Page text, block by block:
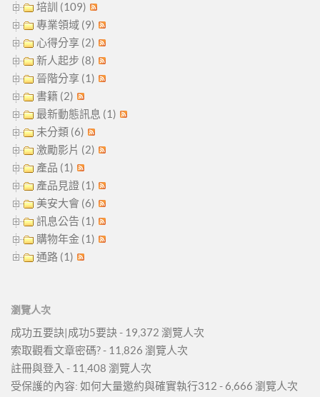
培訓 (109)
專業領域 (9)
心得分享 (2)
新人起步 (8)
晉階分享 (1)
書籍 (2)
最新動態訊息 (1)
未分類 (6)
激勵影片 (2)
產品 (1)
產品見證 (1)
美安大會 (6)
訊息公告 (1)
購物年金 (1)
通路 (1)
瀏覽人次
成功五要訣|成功5要訣- 19,372 瀏覽人次
索取觀看文章密碼?- 11,826 瀏覽人次
註冊與登入 - 11,408 瀏覽人次
受保護的內容: 如何大量邀約與確實執行312 - 6,666 瀏覽人次